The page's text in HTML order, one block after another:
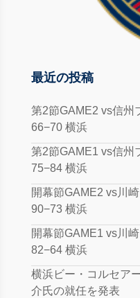
最近の投稿
第2節GAME2 vs信州
66−70 横浜
第2節GAME1 vs信州
75−84 横浜
開幕節GAME2 vs川
90−73 横浜
開幕節GAME1 vs川
82−64 横浜
横浜ビー・コルセア
介氏の就任を発表